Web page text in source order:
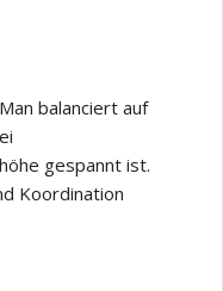
balanciert auf
gespannt ist.
Koordination